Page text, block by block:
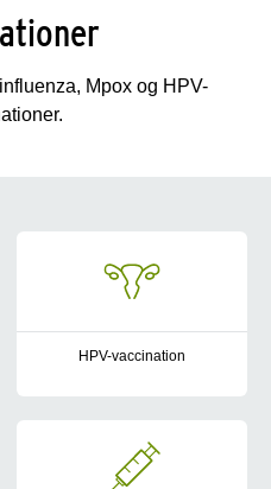
Mpox og HPV-
HPV-vaccination